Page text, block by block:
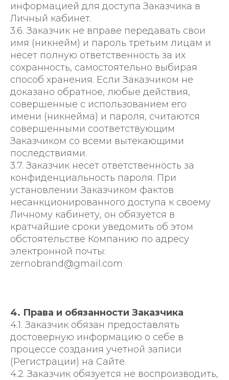
информацией для доступа Заказчика в
Личный кабинет.
3.6. Заказчик не вправе передавать свои
имя (никнейм) и пароль третьим лицам и
несет полную ответственность за их
сохранность, самостоятельно выбирая
способ хранения. Если Заказчиком не
доказано обратное, любые действия,
совершенные с использованием его
имени (никнейма) и пароля, считаются
совершенными соответствующим
Заказчиком со всеми вытекающими
последствиями.
3.7. Заказчик несет ответственность за
конфиденциальность пароля. При
установлении Заказчиком фактов
несанкционированного доступа к своему
Личному кабинету, он обязуется в
кратчайшие сроки уведомить об этом
обстоятельстве Компанию по адресу
электронной почты:
zernobrand@gmail.com
4. Права и обязанности Заказчика
4.1. Заказчик обязан предоставлять
достоверную информацию о себе в
процессе создания учетной записи
(Регистрации) на Сайте.
4.2. Заказчик обязуется не воспроизводить,